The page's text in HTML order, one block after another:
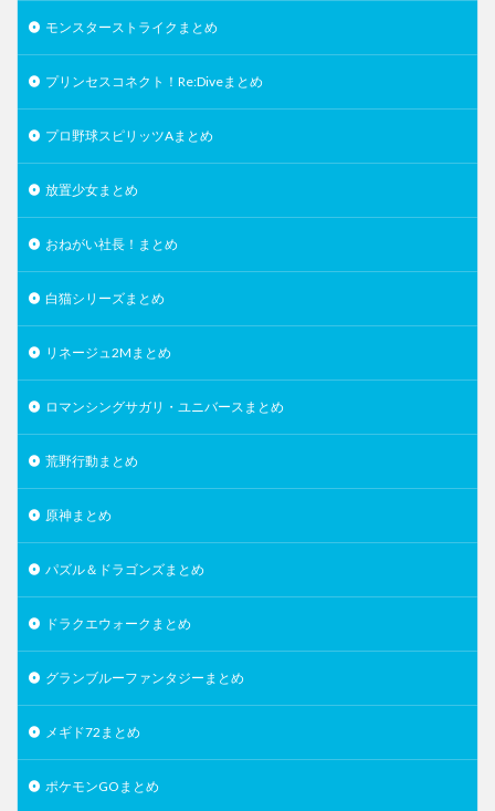
モンスターストライクまとめ
プリンセスコネクト！Re:Diveまとめ
プロ野球スピリッツAまとめ
放置少女まとめ
おねがい社長！まとめ
白猫シリーズまとめ
リネージュ2Mまとめ
ロマンシングサガリ・ユニバースまとめ
荒野行動まとめ
原神まとめ
パズル＆ドラゴンズまとめ
ドラクエウォークまとめ
グランブルーファンタジーまとめ
メギド72まとめ
ポケモンGOまとめ